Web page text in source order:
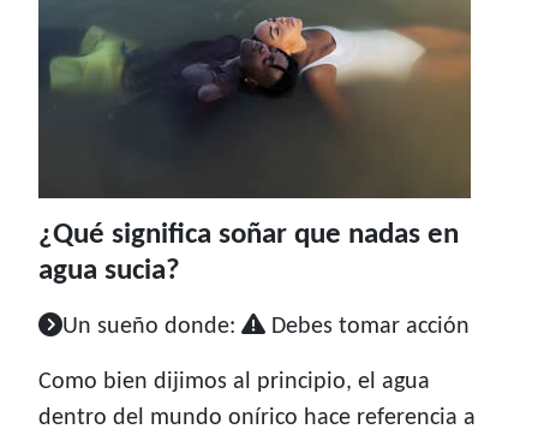
¿Qué significa soñar que nadas en
agua sucia?
Un sueño donde: Debes tomar acción
Como bien dijimos al principio, el agua
dentro del mundo onírico hace referencia a